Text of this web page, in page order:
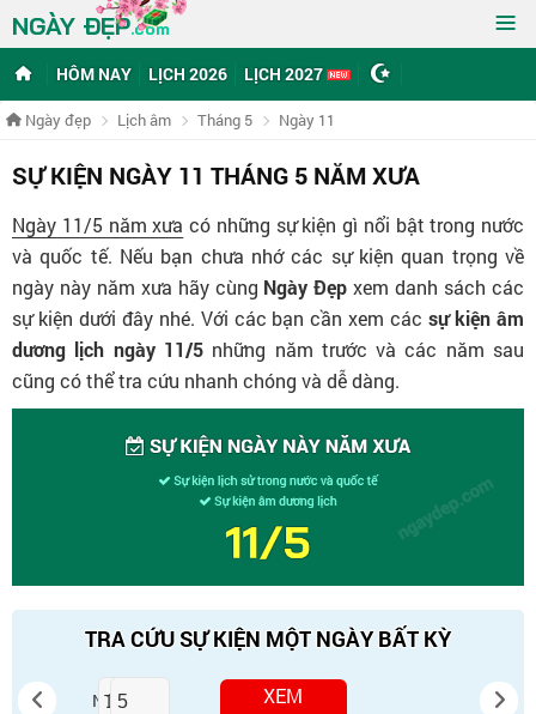
NGÀY ĐẸP.com ≡
HÔM NAY LỊCH 2026 LỊCH 2027
Ngày đẹp Lịch âm Tháng 5 Ngày 11
SỰ KIỆN NGÀY 11 THÁNG 5 NĂM XƯA
Ngày 11/5 năm xưa có những sự kiện gì nổi bật trong nước
và quốc tế. Nếu bạn chưa nhớ các sự kiện quan trọng về
ngày này năm xưa hãy cùng Ngày Đẹp xem danh sách các
sự kiện dưới đây nhé. Với các bạn cần xem cácsự kiện âm
dương lịch ngày 11/5những năm trước và các năm sau
cũng có thể tra cứu nhanh chóng và dễ dàng.
TRA CỨU SỰ KIỆN MỘT NGÀY BẤT KỲ
Ngày
Tháng XEM